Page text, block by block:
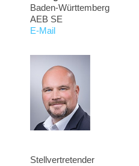
Baden-Württemberg
AEB SE
E-Mail
Stellvertretender